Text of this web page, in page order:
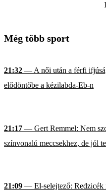
1
Még több sport
21:32 — A női után a férfi
elődöntőbe a kézilabda-Eb-n
21:17 — Gert Remmel: Nem
színvonalú meccsekhez, de jól
21:09 — El-selejtező: Redzicék